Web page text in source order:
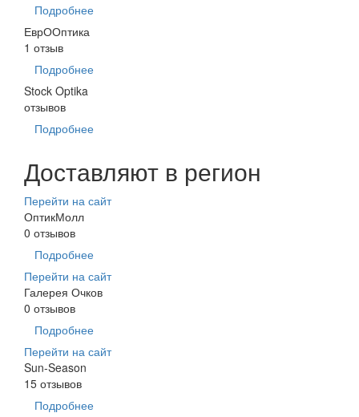
Подробнее
ЕврООптика
1 отзыв
Подробнее
Stock Optika
отзывов
Подробнее
Доставляют в регион
Перейти на сайт
ОптикМолл
0 отзывов
Подробнее
Перейти на сайт
Галерея Очков
0 отзывов
Подробнее
Перейти на сайт
Sun-Season
15 отзывов
Подробнее